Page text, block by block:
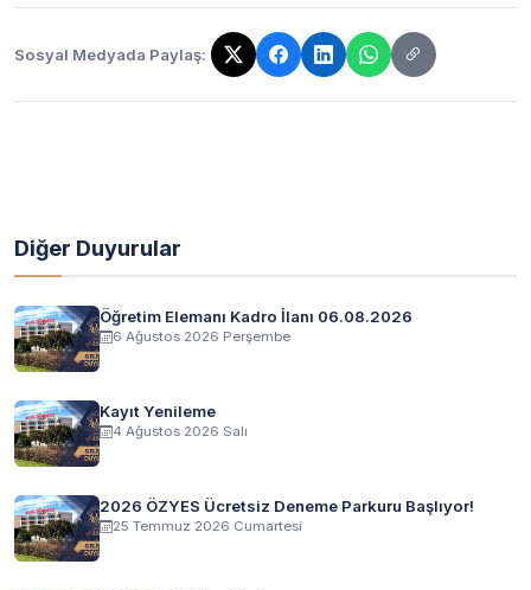
Sosyal Medyada Paylaş:
Bağlantı kopyalandı!
Diğer Duyurular
Öğretim Elemanı Kadro İlanı 06.08.2026
6 Ağustos 2026 Perşembe
Kayıt Yenileme
4 Ağustos 2026 Salı
2026 ÖZYES Ücretsiz Deneme Parkuru Başlıyor!
25 Temmuz 2026 Cumartesi